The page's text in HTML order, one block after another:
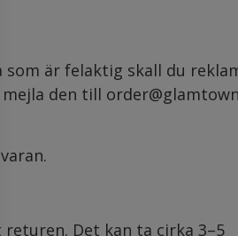
är felaktig skall du
den till
Det kan ta cirka 3–5